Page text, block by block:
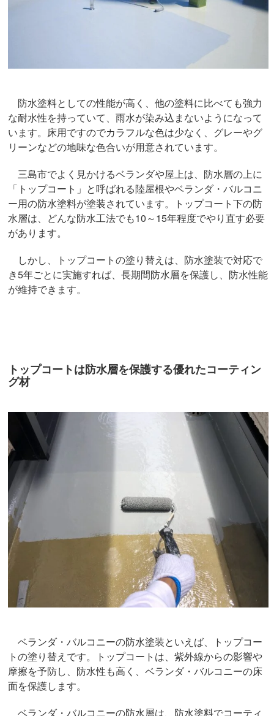
防水塗料としての性能が高く、他の塗料に比べても強力
な耐水性を持っていて、雨水が染み込まないようになって
います。床用ですのでカラフルな色は少なく、グレーやグ
リーンなどの地味な色合いが用意されています。
三島市でよく見かけるベランダや屋上は、防水層の上に
「トップコート」と呼ばれる陸屋根やベランダ・バルコニ
ー用の防水塗料が塗装されています。トップコート下の防
水層は、どんな防水工法でも10～15年程度でやり直す必要
があります。
しかし、トップコートの塗り替えは、防水塗装で対応で
き5年ごとに実施すれば、長期間防水層を保護し、防水性能
が維持できます。
トップコートは防水層を保護する優れたコーティン
グ材
ベランダ・バルコニーの防水塗装といえば、トップコー
トの塗り替えです。トップコートは、紫外線からの影響や
摩擦を予防し、防水性も高く、ベランダ・バルコニーの床
面を保護します。
ベランダ・バルコニーの防水層は、防水塗料でコーティ